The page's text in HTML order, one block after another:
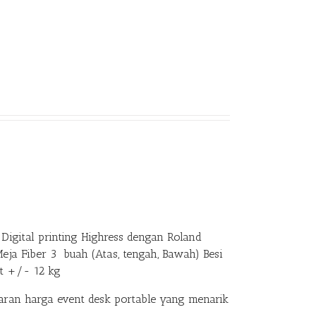
printing Highress dengan Roland
Fiber 3 buah (Atas, tengah, Bawah) Besi
+/- 12 kg
harga event desk portable yang menarik